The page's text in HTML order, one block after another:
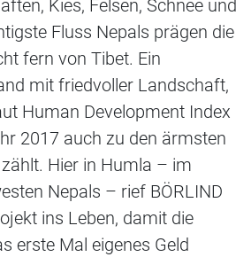
Kies, Felsen, Schnee und
Fluss Nepals prägen die
fern von Tibet. Ein
mit friedvoller Landschaft,
Human Development Index
2017 auch zu den ärmsten
Hier in Humla – im
Nepals – rief BÖRLIND
ins Leben, damit die
erste Mal eigenes Geld